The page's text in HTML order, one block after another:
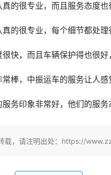
的很专业，而且服务态度也
的很专业，每个细节都处理
快，而且车辆保护得也很好
棒，中振运车的服务让人感
务印象非常好，他们的服务
载，请注明出处：https://